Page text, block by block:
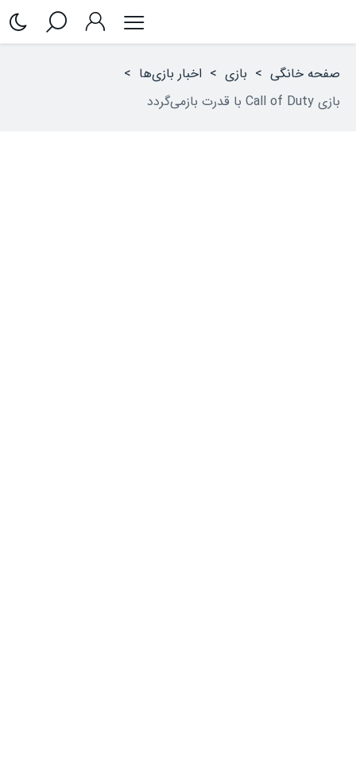
صفحه خانگی > بازی > اخبار بازی‌ها >
بازی Call of Duty با قدرت بازمی‌گردد